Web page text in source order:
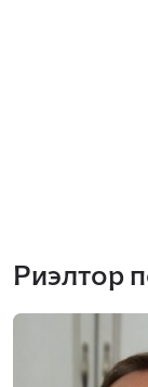
Риэлтор